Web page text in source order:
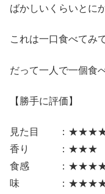
ばかしいくらいとに
これは一口食べてみ
だって一人で一個食
【勝手に評価】
見た目 ：
香り ：★★★
食感 ：
味 ：